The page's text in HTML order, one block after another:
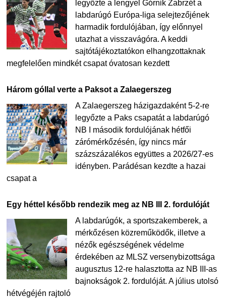
legyőzte a lengyel Górnik Zabrzét a
labdarúgó Európa-liga selejtezőjének
harmadik fordulójában, így előnnyel
utazhat a visszavágóra. A keddi
sajtótájékoztatókon elhangzottaknak
megfelelően mindkét csapat óvatosan kezdett
Három góllal verte a Paksot a Zalaegerszeg
A Zalaegerszeg házigazdaként 5-2-re
legyőzte a Paks csapatát a labdarúgó
NB I második fordulójának hétfői
zárómérkőzésén, így nincs már
százszázalékos együttes a 2026/27-es
idényben. Parádésan kezdte a hazai
csapat a
Egy héttel később rendezik meg az NB III 2. fordulóját
A labdarúgók, a sportszakemberek, a
mérkőzésen közreműködők, illetve a
nézők egészségének védelme
érdekében az MLSZ versenybizottsága
augusztus 12-re halasztotta az NB III-as
bajnokságok 2. fordulóját. A július utolsó
hétvégéjén rajtoló